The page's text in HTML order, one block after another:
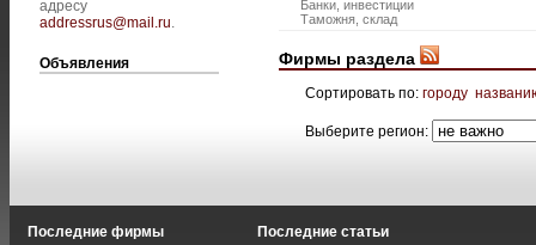
адресу
addressrus@mail.ru.
Объявления
Банки, инвестиции
Таможня, склад
Фирмы раздела
Сортировать по: городу
Выберите регион:
Последние фирмы Последние статьи